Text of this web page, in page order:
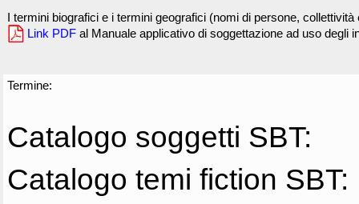
I termini biografici e i termini geografici (nomi di persone,
Link PDF al Manuale applicativo di soggettazione ad uso degli
Termine:
Catalogo soggetti SBT:
Catalogo temi fiction SBT: